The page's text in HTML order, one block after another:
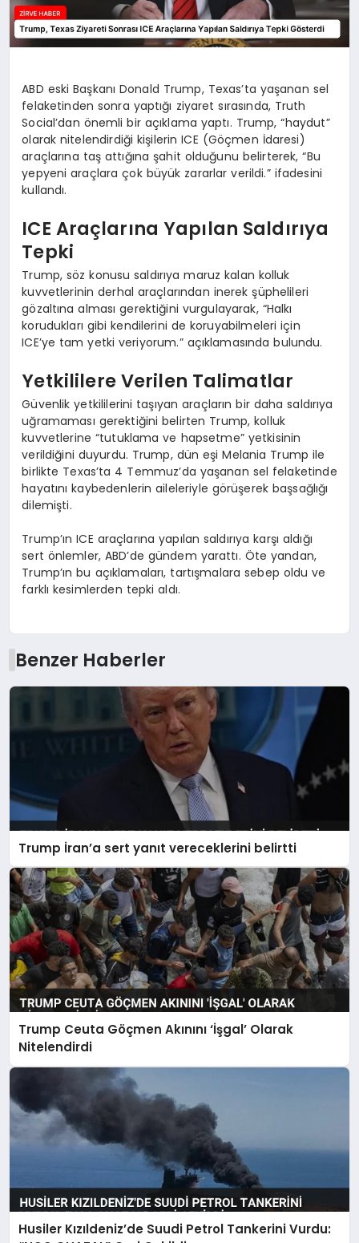
ABD eski Başkanı Donald Trump, Texas’ta yaşanan sel
felaketinden sonra yaptığı ziyaret sırasında, Truth
Social’dan önemli bir açıklama yaptı. Trump, “haydut”
olarak nitelendirdiği kişilerin ICE (Göçmen İdaresi)
araçlarına taş attığına şahit olduğunu belirterek, “Bu
yepyeni araçlara çok büyük zararlar verildi.” ifadesini
kullandı.
ICE Araçlarına Yapılan Saldırıya
Tepki
Trump, söz konusu saldırıya maruz kalan kolluk
kuvvetlerinin derhal araçlarından inerek şüphelileri
gözaltına alması gerektiğini vurgulayarak, “Halkı
korudukları gibi kendilerini de koruyabilmeleri için
ICE’ye tam yetki veriyorum.” açıklamasında bulundu.
Yetkililere Verilen Talimatlar
Güvenlik yetkililerini taşıyan araçların bir daha saldırıya
uğramaması gerektiğini belirten Trump, kolluk
kuvvetlerine “tutuklama ve hapsetme” yetkisinin
verildiğini duyurdu. Trump, dün eşi Melania Trump ile
birlikte Texas’ta 4 Temmuz’da yaşanan sel felaketinde
hayatını kaybedenlerin aileleriyle görüşerek başsağlığı
dilemişti.
Trump’ın ICE araçlarına yapılan saldırıya karşı aldığı
sert önlemler, ABD’de gündem yarattı. Öte yandan,
Trump’ın bu açıklamaları, tartışmalara sebep oldu ve
farklı kesimlerden tepki aldı.
Benzer Haberler
Trump İran’a sert yanıt vereceklerini belirtti
Trump Ceuta Göçmen Akınını ‘İşgal’ Olarak
Nitelendirdi
Husiler Kızıldeniz’de Suudi Petrol Tankerini Vurdu: